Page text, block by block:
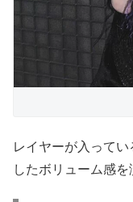
レイヤーが入って
したボリューム感を